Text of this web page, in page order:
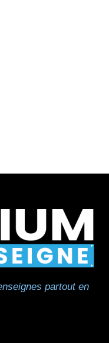
partout en